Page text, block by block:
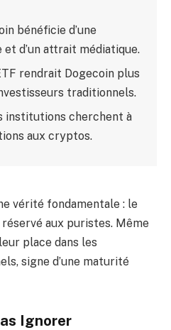
bénéficie d’une
d’un attrait médiatique.
rendrait Dogecoin plus
traditionnels.
institutions cherchent à
aux cryptos.
vérité fondamentale : le
aux puristes. Même
place dans les
signe d’une maturité
Ignorer